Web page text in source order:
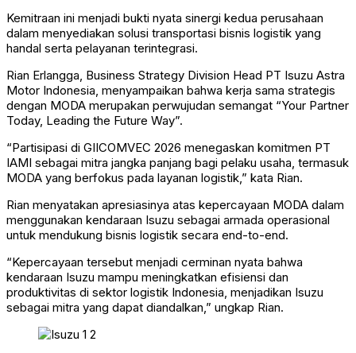
Kemitraan ini menjadi bukti nyata sinergi kedua perusahaan
dalam menyediakan solusi transportasi bisnis logistik yang
handal serta pelayanan terintegrasi.
Rian Erlangga, Business Strategy Division Head PT Isuzu Astra
Motor Indonesia, menyampaikan bahwa kerja sama strategis
dengan MODA merupakan perwujudan semangat “Your Partner
Today, Leading the Future Way”.
“Partisipasi di GIICOMVEC 2026 menegaskan komitmen PT
IAMI sebagai mitra jangka panjang bagi pelaku usaha, termasuk
MODA yang berfokus pada layanan logistik,” kata Rian.
Rian menyatakan apresiasinya atas kepercayaan MODA dalam
menggunakan kendaraan Isuzu sebagai armada operasional
untuk mendukung bisnis logistik secara end-to-end.
“Kepercayaan tersebut menjadi cerminan nyata bahwa
kendaraan Isuzu mampu meningkatkan efisiensi dan
produktivitas di sektor logistik Indonesia, menjadikan Isuzu
sebagai mitra yang dapat diandalkan,” ungkap Rian.